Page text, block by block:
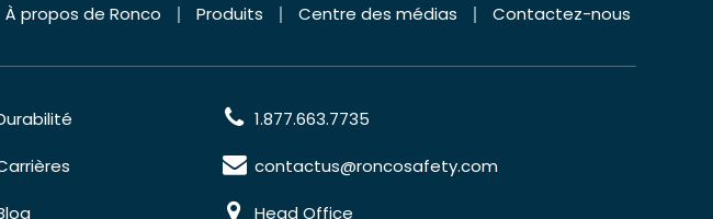
À propos de Ronco Produits Centre des médias Contactez-nous
1.877.663.7735
contactus@roncosafety.com
Head Office